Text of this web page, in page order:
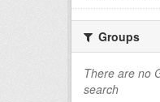
Groups
There are no
search